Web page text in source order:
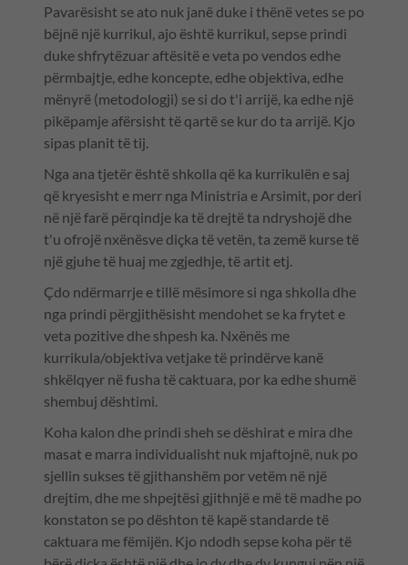
Pavarësisht se ato nuk janë duke i thënë vetes se po
bëjnë një kurrikul, ajo është kurrikul, sepse prindi
duke shfrytëzuar aftësitë e veta po vendos edhe
përmbajtje, edhe koncepte, edhe objektiva, edhe
mënyrë (metodologji) se si do t'i arrijë, ka edhe një
pikëpamje afërsisht të qartë se kur do ta arrijë. Kjo
sipas planit të tij.
Nga ana tjetër është shkolla që ka kurrikulën e saj
që kryesisht e merr nga Ministria e Arsimit, por deri
në një farë përqindje ka të drejtë ta ndryshojë dhe
t'u ofrojë nxënësve diçka të vetën, ta zemë kurse të
një gjuhe të huaj me zgjedhje, të artit etj.
Çdo ndërmarrje e tillë mësimore si nga shkolla dhe
nga prindi përgjithësisht mendohet se ka frytet e
veta pozitive dhe shpesh ka. Nxënës me
kurrikula/objektiva vetjake të prindërve kanë
shkëlqyer në fusha të caktuara, por ka edhe shumë
shembuj dështimi.
Koha kalon dhe prindi sheh se dëshirat e mira dhe
masat e marra individualisht nuk mjaftojnë, nuk po
sjellin sukses të gjithanshëm por vetëm në një
drejtim, dhe me shpejtësi gjithnjë e më të madhe po
konstaton se po dështon të kapë standarde të
caktuara me fëmijën. Kjo ndodh sepse koha për të